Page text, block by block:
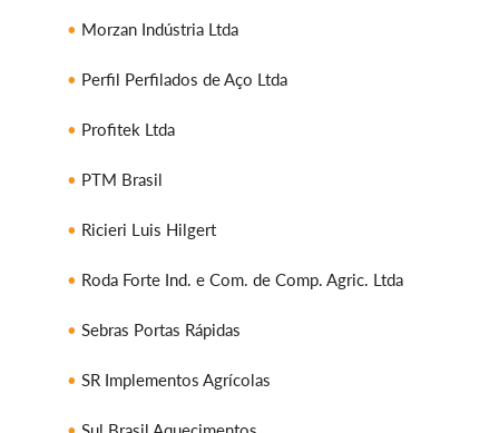
Morzan Indústria Ltda
Perfil Perfilados de Aço Ltda
Profitek Ltda
PTM Brasil
Ricieri Luis Hilgert
Roda Forte Ind. e Com. de Comp. Agric. Ltda
Sebras Portas Rápidas
SR Implementos Agrícolas